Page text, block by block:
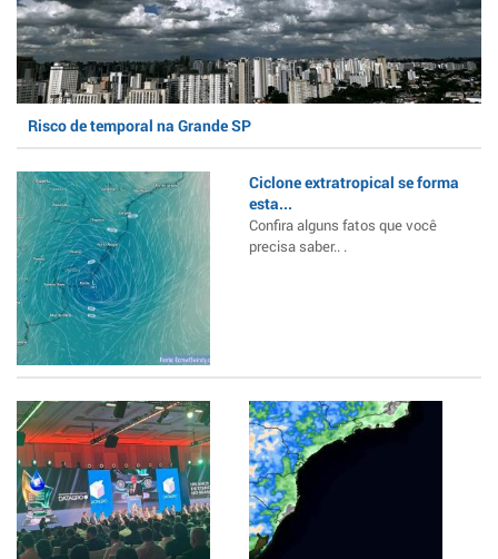
Risco de temporal na Grande SP
Ciclone extratropical se forma
esta...
Confira alguns fatos que você
precisa saber.. .